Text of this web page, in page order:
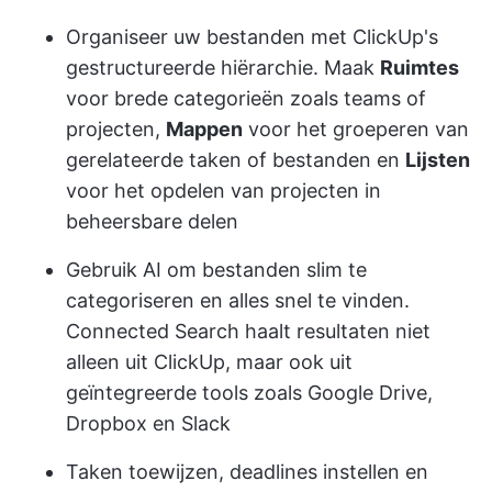
Organiseer uw bestanden met ClickUp's
gestructureerde hiërarchie. Maak Ruimtes
voor brede categorieën zoals teams of
projecten, Mappen voor het groeperen van
gerelateerde taken of bestanden en Lijsten
voor het opdelen van projecten in
beheersbare delen
Gebruik AI om bestanden slim te
categoriseren en alles snel te vinden.
Connected Search haalt resultaten niet
alleen uit ClickUp, maar ook uit
geïntegreerde tools zoals Google Drive,
Dropbox en Slack
Taken toewijzen, deadlines instellen en